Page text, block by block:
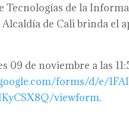
de la
de Cali brinda el
09 de noviembre a las
forms/d/e/
viewform.